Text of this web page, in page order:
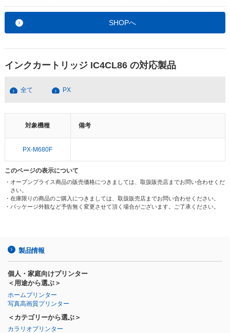
SHOPへ
インクカートリッジ IC4CL86 の対応製品
全て PX
対象機種 備考
PX-M680F
このページの表示について
・オープンプライス商品の販売価格につきましては、取扱販売店までお問い合わせくだ
さい。
・在庫限りの商品のご購入につきましては、取扱販売店までお問い合わせください。
・パッケージ外観など予告無く変更させて頂く場合がございます。ご了承ください。
製品情報
個人・家庭向けプリンター
＜用途から選ぶ＞
ホームプリンター
写真高画質プリンター
＜カテゴリーから選ぶ＞
カラリオプリンター